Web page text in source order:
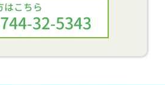
はこちら
32-5343